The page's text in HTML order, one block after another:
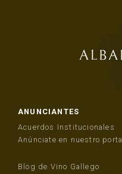
ANUNCIANTES
Acuerdos Institucionales
Anúnciate en nuestro portal
Blog de Vino Gallego